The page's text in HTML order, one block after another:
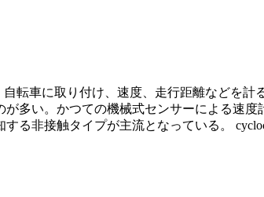
転車に取り付け、速度、走行距離などを
多い。かつての機械式センサーによる速
る非接触タイプが主流となっている。